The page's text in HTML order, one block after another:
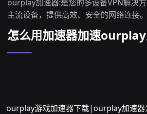
ourplay加速器:是您的多设备VPN解决
主流设备，提供高效、安全的网络连接。
怎么用加速器加速
ourplay游戏加速器下载|ourplay加速